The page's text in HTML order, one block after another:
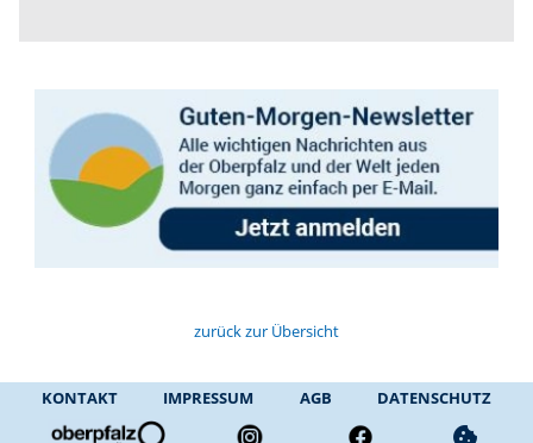
zurück zur Übersicht
KONTAKT IMPRESSUM AGB DATENSCHUTZ